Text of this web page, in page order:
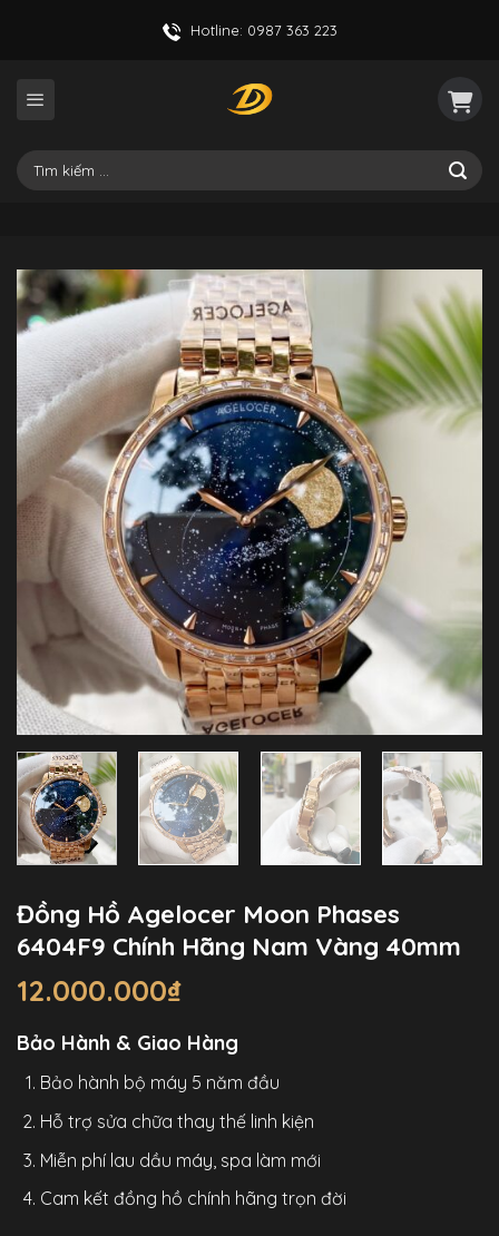
Hotline: 0987 363 223
Tìm
kiếm:
Đồng Hồ Agelocer Moon Phases
6404F9 Chính Hãng Nam Vàng 40mm
12.000.000₫
Bảo Hành & Giao Hàng
Bảo hành bộ máy 5 năm đầu
Hỗ trợ sửa chữa thay thế linh kiện
Miễn phí lau dầu máy, spa làm mới
Cam kết đồng hồ chính hãng trọn đời